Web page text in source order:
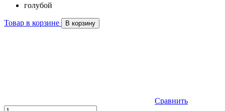
голубой
Товар в корзине В корзину
Сравнить